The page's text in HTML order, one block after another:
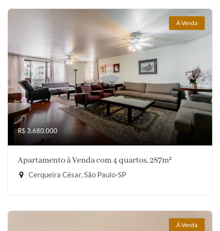
À Venda
R$ 3.680.000
Apartamento à Venda com 4 quartos, 287m²
Cerqueira César, São Paulo-SP
À Venda